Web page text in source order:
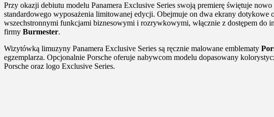
Przy okazji debiutu modelu Panamera Exclusive Series swoją premierę świętuje
standardowego wyposażenia limitowanej edycji. Obejmuje on dwa ekrany
wszechstronnymi funkcjami biznesowymi i rozrywkowymi, włącznie z dostępem do
firmy Burmester.
Wizytówką limuzyny Panamera Exclusive Series są ręcznie malowane emblematy
egzemplarza. Opcjonalnie Porsche oferuje nabywcom modelu dopasowany
Porsche oraz logo Exclusive Series.